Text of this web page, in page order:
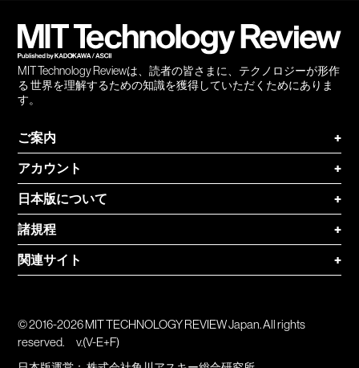
MIT Technology Reviewは、読者の皆さまに、テクノロジーが形作
る 世界を理解するための知識を獲得していただくためにありま
す。
ご案内
+
アカウント
+
日本版について
+
諸規程
+
関連サイト
+
© 2016-2026 MIT TECHNOLOGY REVIEW Japan. All rights
reserved.
v.(V-E+F)